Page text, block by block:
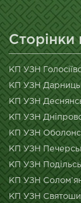
Сторінки
КП УЗН
КП УЗН
КП УЗН
КП УЗН
КП УЗН
КП УЗН
КП УЗН
КП УЗН
КП УЗН